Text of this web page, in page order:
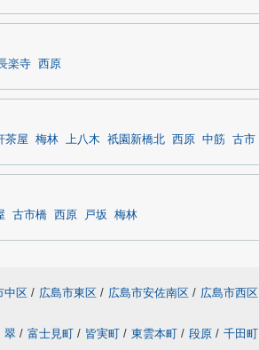
楽寺 西原
茶屋 梅林 上八木 祇園新橋北 西原 中筋 古市
古市橋 西原 戸坂 梅林
中区 / 広島市東区 / 広島市安佐南区 / 広島市西区
翠 / 富士見町 / 皆実町 / 東雲本町 / 段原 / 千田町